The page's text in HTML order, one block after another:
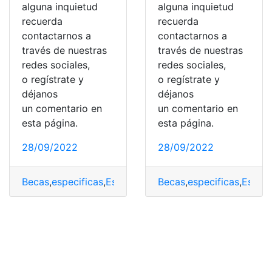
alguna inquietud
recuerda
contactarnos a
través de nuestras
redes sociales,
o regístrate y
déjanos
un comentario en
esta página.
28/09/2022
Becas,especificas,Estudiar Instituto,INTEC,Personas
alguna inquietud
recuerda
contactarnos a
través de nuestras
redes sociales,
o regístrate y
déjanos
un comentario en
esta página.
28/09/2022
Becas,especificas,